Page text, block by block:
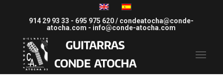
914 29 93 33 - 695 975 620/ condeatocha@conde-
atocha.com - info@conde-atocha.com